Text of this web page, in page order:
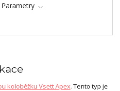
Parametry
koloběžku Vsett Apex. Tento typ je